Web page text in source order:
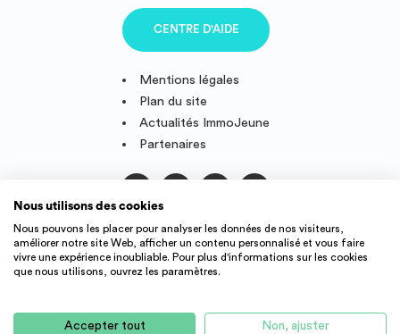
Mentions légales
Plan du site
Actualités ImmoJeune
Partenaires
CENTRE D'AIDE
Suivez-nous
Des offres de logement étudiant et jeune actif dans toute la
Nous utilisons des cookies
Nous pouvons les placer pour analyser les données de nos visiteurs,
améliorer notre site Web, afficher un contenu personnalisé et vous faire
vivre une expérience inoubliable. Pour plus d'informations sur les cookies
que nous utilisons, ouvrez les paramètres.
Accepter tout Non, ajuster